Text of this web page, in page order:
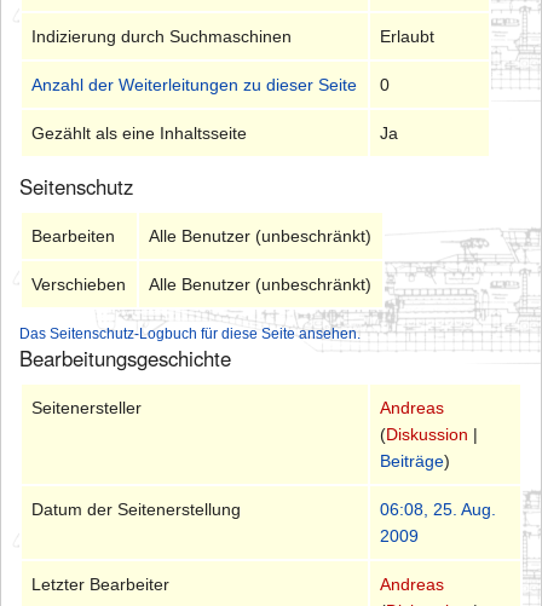
Indizierung durch Suchmaschinen Erlaubt
Anzahl der Weiterleitungen zu dieser Seite 0
Gezählt als eine Inhaltsseite Ja
Seitenschutz
Bearbeiten Alle Benutzer (unbeschränkt)
Verschieben Alle Benutzer (unbeschränkt)
Das Seitenschutz-Logbuch für diese Seite ansehen.
Bearbeitungsgeschichte
Seitenersteller
Andreas
(Diskussion |
Beiträge)
Datum der Seitenerstellung
06:08, 25. Aug.
2009
Letzter Bearbeiter
Andreas